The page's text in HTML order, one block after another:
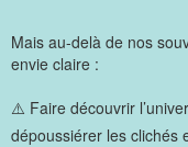
Mais au-delà de nos
envie claire :
⚠️ Faire découvrir
dépoussiérer les clichés